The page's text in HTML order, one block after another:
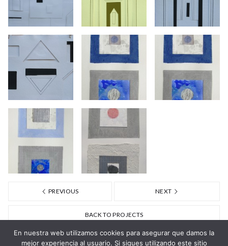
PREVIOUS NEXT
BACK TO PROJECTS
En nuestra web utilizamos cookies para asegurar que damos la
mejor experiencia al usuario. Si sigues utilizando este sitio